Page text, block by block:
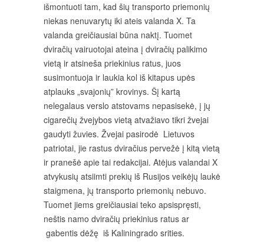
išmontuoti tam, kad šių transporto priemonių
niekas nenuvarytų iki ateis valanda X. Ta
valanda greičiausiai būna naktį. Tuomet
dviračių vairuotojai ateina į dviračių palikimo
vietą ir atsineša priekinius ratus, juos
susimontuoja ir laukia kol iš kitapus upės
atplauks „svajonių” krovinys. Šį kartą
nelegalaus verslo atstovams nepasisekė, į jų
cigarečių žvejybos vietą atvažiavo tikri žvejai
gaudyti žuvies. Žvejai pasirodė Lietuvos
patriotai, jie rastus dviračius pervežė į kitą vietą
ir pranešė apie tai redakcijai. Atėjus valandai X
atvykusių atsiimti prekių iš Rusijos veikėjų laukė
staigmena, jų transporto priemonių nebuvo.
Tuomet jiems greičiausiai teko apsispręsti,
neštis namo dviračių priekinius ratus ar
gabentis dėžę iš Kaliningrado srities.